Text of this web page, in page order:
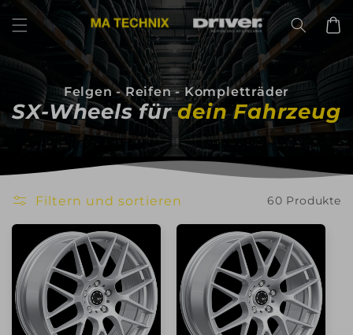
Direkt
zum
Inhalt
Felgen - Reifen - Kompletträder
SX-Wheelsfürdein Fahrzeug
Filtern und sortieren 60 Produkte